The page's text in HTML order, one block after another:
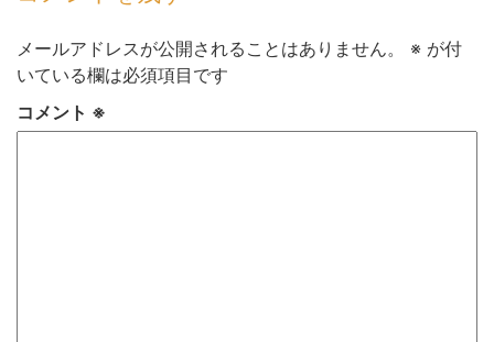
メールアドレスが公開されることはありません。 ※ が付
いている欄は必須項目です
コメント ※